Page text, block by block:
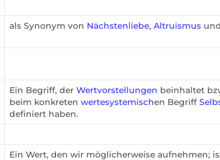
als Synonym von Nächstenliebe, Altruismus und
Ein Begriff, der Wertvorstellungen beinhaltet
beim konkreten wertesystemischen Begriff
definiert haben.
Ein Wert, den wir möglicherweise aufnehmen;